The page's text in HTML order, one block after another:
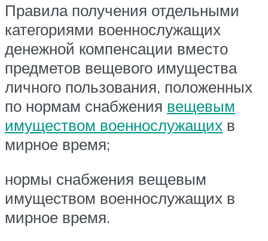
Правила получения отдельными
категориями военнослужащих
денежной компенсации вместо
предметов вещевого имущества
личного пользования, положенных
по нормам снабжения вещевым
имуществом военнослужащих в
мирное время;
нормы снабжения вещевым
имуществом военнослужащих в
мирное время.